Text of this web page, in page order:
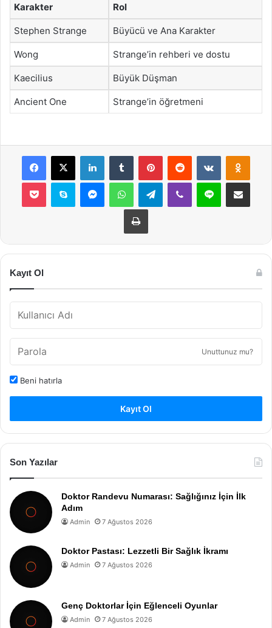
Karakter Rol
Stephen Strange Büyücü ve Ana Karakter
Wong Strange’in rehberi ve dostu
Kaecilius Büyük Düşman
Ancient One Strange’in öğretmeni
Facebook
X LinkedInTumblr PinterestReddit VKontakte
Pocket Skype MessengerWhatsAppTelegramViber Line E-Posta ile
Yazdır
Kayıt Ol
Unuttunuz mu?
Beni hatırla
Kayıt Ol
Son Yazılar
Doktor Randevu Numarası: Sağlığınız İçin İlk
Adım
Admin 7 Ağustos 2026
Doktor Pastası: Lezzetli Bir Sağlık İkramı
Admin 7 Ağustos 2026
Genç Doktorlar İçin Eğlenceli Oyunlar
Admin 7 Ağustos 2026